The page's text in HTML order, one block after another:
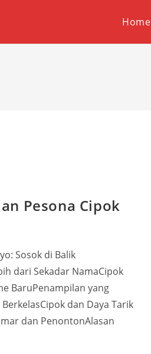
Home
Pesona Cipok
Sosok di Balik
dari Sekadar NamaCipok
BaruPenampilan yang
dan Daya Tarik
dan PenontonAlasan